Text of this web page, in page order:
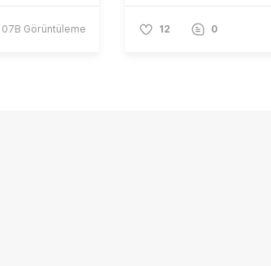
Görüntüleme 12 0